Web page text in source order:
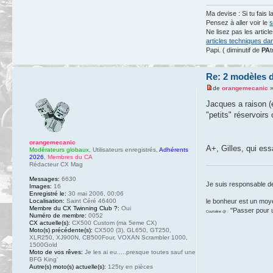
Ma devise : Si tu fais
Pensez à aller voir le
Ne lisez pas les
articles techniques
Papi. ( diminutif dePA
Re: 2 modèles
deorangemecanic
Jacques a raison
"petits" réservoirs
A+, Gilles, qui
Je suis responsable
le bonheur est un
Courteline @ : "Passer pour
orangemecanic
Modérateurs globaux Utilisateurs enregistrés Adhérents
2026
Membres du CA
Rédacteur CX Mag
Messages: 6630
Images: 16
Enregistré le: 30 mai 2006, 00:06
Localisation: Saint Céré 46400
Membre du CX Twinning Club ?: Oui
Numéro de membre: 0052
CX actuelle(s): CX500 Custom (ma 5eme CX)
Moto(s) précédente(s): CX500 (3), GL650, GT250,
XLR250, XJ900N, CB500Four, VOXAN Scrambler 1000,
1500Gold
Moto de vos rêves: Je les ai eu.....presque toutes sauf une
BFG King'
Autre(s) moto(s) actuelle(s): 125ty en pièces